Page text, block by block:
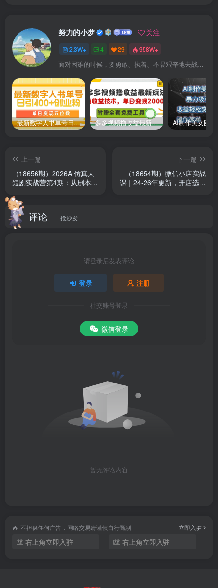
模块四-第1课:[认知]避坑指南:Al视频创作误区纠正.mp4
模块四-第2课:[准备]拒绝废片:图片素材的5大死穴与规
范.mp4
模块四-第3课:[合规]账号安全红线:违规词排查与过审技
巧.mp4
题.mp4
努力的小梦 关注
2.3W+ 4 29 958W+
面对困难的时候，要勇敢、执着、不畏艰辛地去战胜它
最新数字人书单号日400+创业粉，单日变现五位数，市面卖5980附软件和详… 多多视频撸收益最新玩法，高收益技术，单日变现2000+，附赠全套技术资料
上一篇
（18656期）2026AI仿真人
短剧实战营第4期：从剧本到
造商业级作品
下一篇
（18654期）微信小店实战
课｜24-26年更新，开店选品
评论 抢沙发
请登录后发表评论
登录 注册
社交账号登录
微信登录
暂无评论内容
不担保任何广告，网络交易请谨慎自行甄别 立即入驻
右上角立即入驻 右上角立即入驻